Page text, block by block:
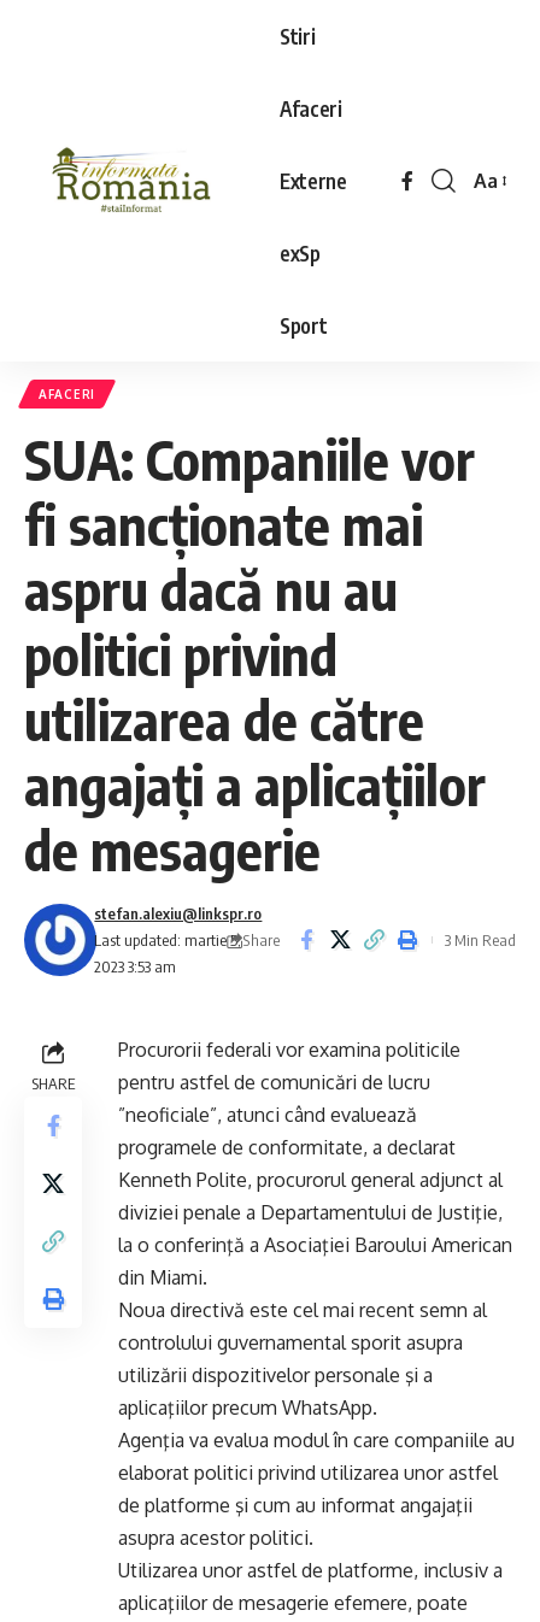
Stiri
Afaceri
Externe
exSp
Sport
Aa
AFACERI
SUA: Companiile vor
fi sancţionate mai
aspru dacă nu au
politici privind
utilizarea de către
angajaţi a aplicaţiilor
de mesagerie
Last updated: martie 5,
2023 3:53 am
stefan.alexiu@linkspr.ro
Share
3 Min Read
SHARE
Procurorii federali vor examina politicile
pentru astfel de comunicări de lucru
”neoficiale”, atunci când evaluează
programele de conformitate, a declarat
Kenneth Polite, procurorul general adjunct al
diviziei penale a Departamentului de Justiţie,
la o conferinţă a Asociaţiei Baroului American
din Miami.
Noua directivă este cel mai recent semn al
controlului guvernamental sporit asupra
utilizării dispozitivelor personale şi a
aplicaţiilor precum WhatsApp.
Agenţia va evalua modul în care companiile au
elaborat politici privind utilizarea unor astfel
de platforme şi cum au informat angajaţii
asupra acestor politici.
Utilizarea unor astfel de platforme, inclusiv a
aplicaţiilor de mesagerie efemere, poate